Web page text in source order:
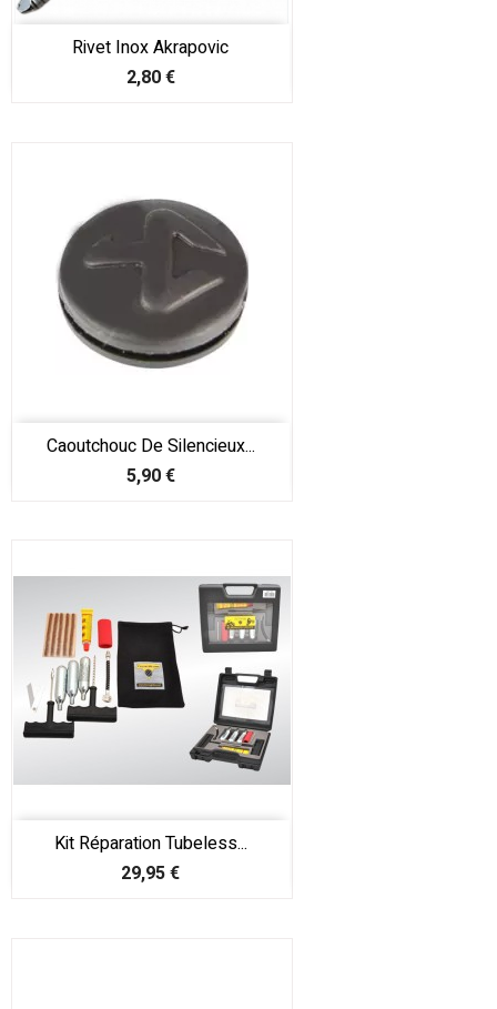
Rivet Inox Akrapovic
Prix
2,80 €
Caoutchouc De Silencieux...
Prix
5,90 €
Kit Réparation Tubeless...
Prix
29,95 €